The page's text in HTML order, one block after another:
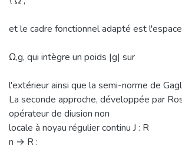
et le cadre fonctionnel adapté est
Ω,g, qui intègre un poids |g| sur
l'extérieur ainsi que la semi-norme de
La seconde approche, développée par
opérateur de diusion non
locale à noyau régulier continu J : R
n → R :